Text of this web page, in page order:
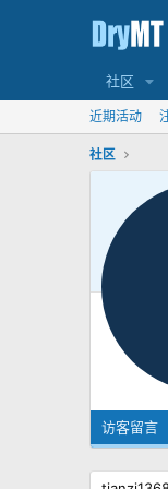
社区
近期活动
社区
访客留言